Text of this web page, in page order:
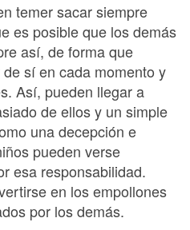
temer sacar siempre
es posible que los demás
así, de forma que
sí en cada momento y
Así, pueden llegar a
de ellos y un simple
una decepción e
pueden verse
esa responsabilidad.
en los empollones
por los demás.